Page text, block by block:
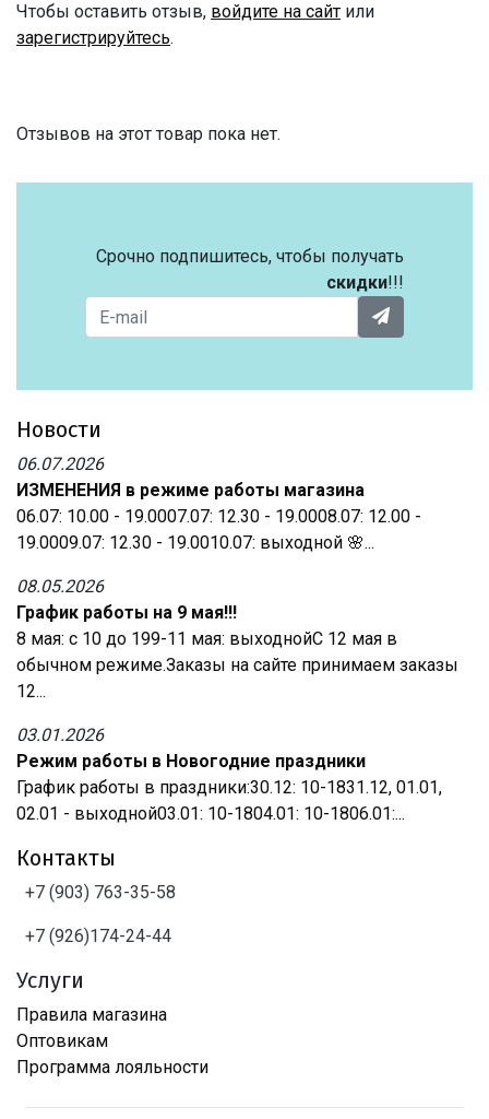
Чтобы оставить отзыв, войдите на сайт или
зарегистрируйтесь.
Отзывов на этот товар пока нет.
Срочно подпишитесь, чтобы получать
скидки!!!
Новости
06.07.2026
ИЗМЕНЕНИЯ в режиме работы магазина
06.07: 10.00 - 19.0007.07: 12.30 - 19.0008.07: 12.00 -
19.0009.07: 12.30 - 19.0010.07: выходной 🌸...
08.05.2026
График работы на 9 мая!!!
8 мая: с 10 до 199-11 мая: выходнойС 12 мая в
обычном режиме.Заказы на сайте принимаем заказы
12...
03.01.2026
Режим работы в Новогодние праздники
График работы в праздники:30.12: 10-1831.12, 01.01,
02.01 - выходной03.01: 10-1804.01: 10-1806.01:...
Контакты
+7 (903) 763-35-58
+7 (926)174-24-44
Услуги
Правила магазина
Оптовикам
Программа лояльности